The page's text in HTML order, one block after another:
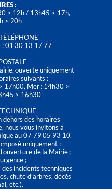
:
> 12h / 13h45 > 17h,
> 20h
: 01 30 13 17 77
ouverte uniquement
suivants :
17h00, Mer : 14h30 >
> 16h30
dehors des horaires
nous vous invitons à
au 07 79 05 93 10.
uniquement :
de la Mairie ;
;
incidents techniques
chute d’arbres, décès
etc.).